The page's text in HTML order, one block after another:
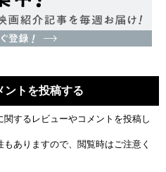
ントを投稿する
するレビューやコメントを投稿し
ありますので、閲覧時はご注意く